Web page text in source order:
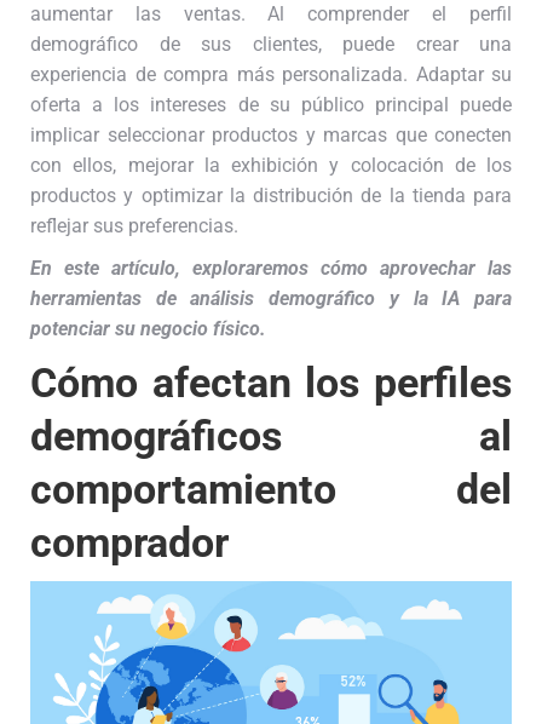
aumentar las ventas. Al comprender el perfil
demográfico de sus clientes, puede crear una
experiencia de compra más personalizada. Adaptar su
oferta a los intereses de su público principal puede
implicar seleccionar productos y marcas que conecten
con ellos, mejorar la exhibición y colocación de los
productos y optimizar la distribución de la tienda para
reflejar sus preferencias.
En este artículo, exploraremos cómo aprovechar las
herramientas de análisis demográfico y la IA para
potenciar su negocio físico.
Cómo afectan los perfiles
demográficos al
comportamiento del
comprador